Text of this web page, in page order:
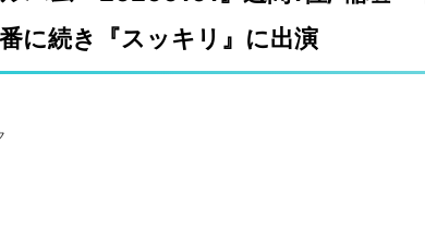
に続き『スッキリ』に出演